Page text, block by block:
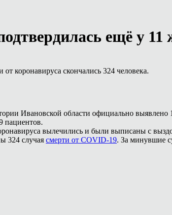
ещё у 11
коронавируса скончались 324 человека.
Ивановской области официально
пациентов.
вылечились и были выписаны с
324 случая смерти от COVID-19. За минувшие